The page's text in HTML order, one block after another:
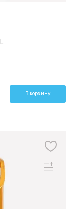
В корзину